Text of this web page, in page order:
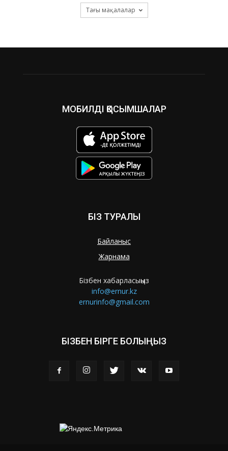
Тағы мақалалар
МОБИЛДІ ҚОСЫМШАЛАР
БІЗ ТУРАЛЫ
Байланыс
Жарнама
Бізбен хабарласыңыз
info@ernur.kz
ernurinfo@gmail.com
БІЗБЕН БІРГЕ БОЛЫҢЫЗ